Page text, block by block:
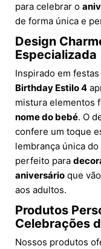
para celebrar o
de forma única e
Design
Especializada
Inspirado em
Birthday Estilo 4
mistura elementos
nome do bebé. O
confere um toque
lembrança única
perfeito para
aniversário que
aos adultos.
Produtos
Celebrações
Nossos produtos